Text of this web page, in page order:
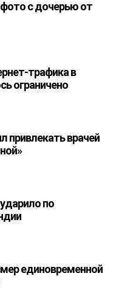
фото с дочерью от
трафика в
ограничено
привлекать врачей
по
единовременной